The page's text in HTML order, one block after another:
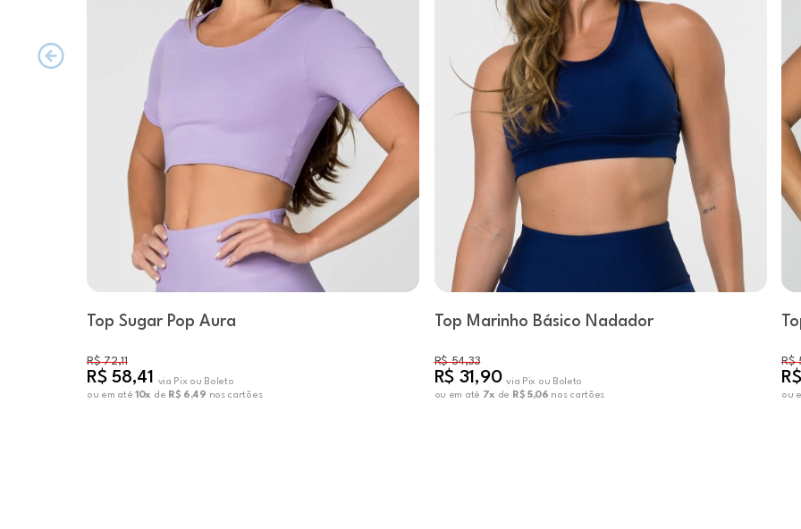
Top Sugar Pop Aura
R$ 72,11
R$ 58,41 via Pix ou Boleto
ou em até 10x de R$ 6,49 nos cartões
Top Marinho Básico Nadador
R$ 54,33
R$ 31,90 via Pix ou Boleto
ou em até 7x de R$ 5,06 nos cartões
R$
ou